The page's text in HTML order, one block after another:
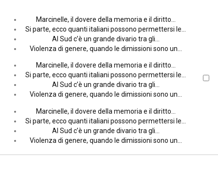
Marcinelle, il dovere della memoria e il diritto…
Si parte, ecco quanti italiani possono permettersi le…
Al Sud c’è un grande divario tra gli…
Violenza di genere, quando le dimissioni sono un…
Marcinelle, il dovere della memoria e il diritto…
Si parte, ecco quanti italiani possono permettersi le…
Al Sud c’è un grande divario tra gli…
Violenza di genere, quando le dimissioni sono un…
Marcinelle, il dovere della memoria e il diritto…
Si parte, ecco quanti italiani possono permettersi le…
Al Sud c’è un grande divario tra gli…
Violenza di genere, quando le dimissioni sono un…